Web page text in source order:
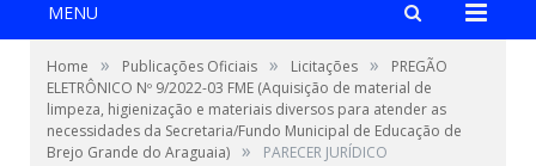
MENU
Home » Publicações Oficiais » Licitações »
PREGÃO
ELETRÔNICO Nº 9/2022-03 FME (Aquisição de material de
limpeza, higienização e materiais diversos para atender as
necessidades da Secretaria/Fundo Municipal de Educação de
Brejo Grande do Araguaia) » PARECER JURÍDICO